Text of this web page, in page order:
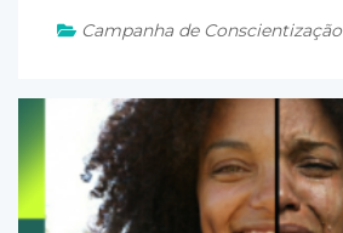
Campanha de Conscientização